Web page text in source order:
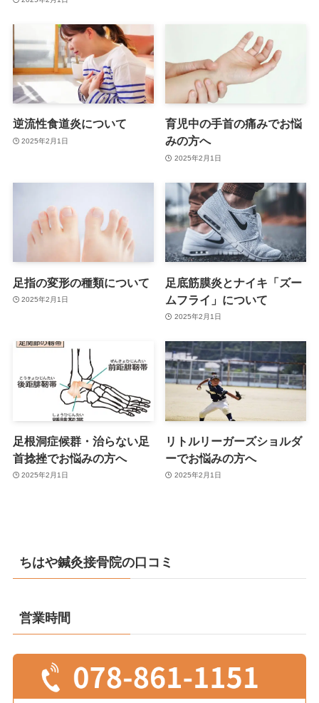
逆流性食道炎について
2025年2月1日
育児中の手首の痛みでお悩
みの方へ
2025年2月1日
足指の変形の種類について
2025年2月1日
足底筋膜炎とナイキ「ズー
ムフライ」について
2025年2月1日
足根洞症候群・治らない足
首捻挫でお悩みの方へ
2025年2月1日
リトルリーガーズショルダ
ーでお悩みの方へ
2025年2月1日
ちはや鍼灸接骨院の口コミ
営業時間